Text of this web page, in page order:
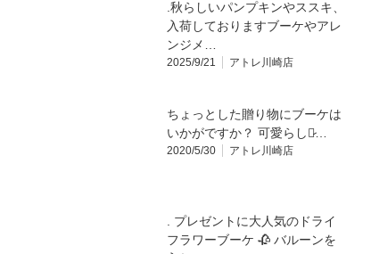
.秋らしいパンプキンやススキ、
入荷しておりますブーケやアレ
ンジメ…
2025/9/21 アトレ川崎店
ちょっとした贈り物にブーケは
いかがですか？ 可愛らしく̷…
2020/5/30 アトレ川崎店
. プレゼントに大人気のドライ
フラワーブーケ 🥀 バルーンを